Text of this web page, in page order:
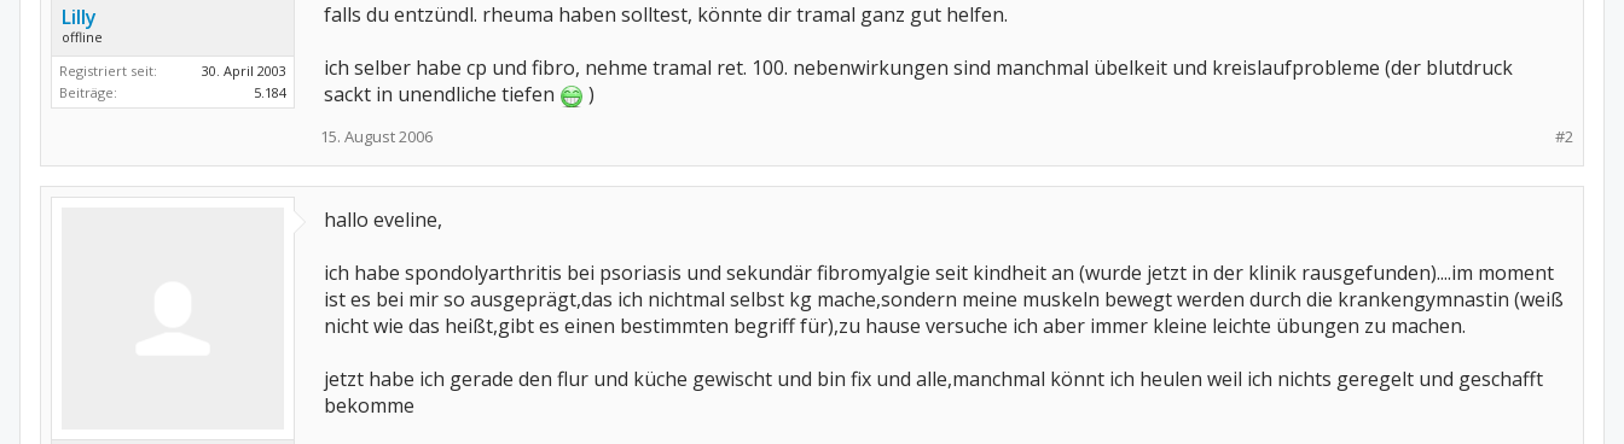
Lilly
offline
Registriert seit:
30. April 2003
Beiträge:
5.184
falls du entzündl. rheuma haben solltest, könnte dir tramal ganz gut helfen.
ich selber habe cp und fibro, nehme tramal ret. 100. nebenwirkungen sind manchmal übelkeit und kreislaufprobleme (der blutdruck
sackt in unendliche tiefen
)
#2
15. August 2006
hallo eveline,
ich habe spondolyarthritis bei psoriasis und sekundär fibromyalgie seit kindheit an (wurde jetzt in der klinik rausgefunden)....im moment
ist es bei mir so ausgeprägt,das ich nichtmal selbst kg mache,sondern meine muskeln bewegt werden durch die krankengymnastin (weiß
nicht wie das heißt,gibt es einen bestimmten begriff für),zu hause versuche ich aber immer kleine leichte übungen zu machen.
jetzt habe ich gerade den flur und küche gewischt und bin fix und alle,manchmal könnt ich heulen weil ich nichts geregelt und geschafft
bekomme